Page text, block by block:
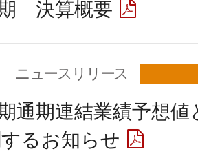
決算概要
ニュースリリース
通期連結業績予想値
るお知らせ